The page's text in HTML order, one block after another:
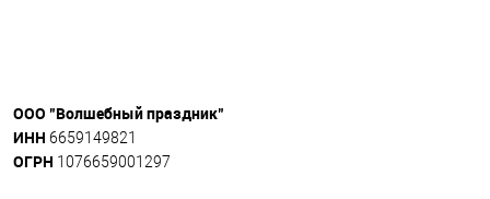
ООО "Волшебный праздник"
ИНН 6659149821
ОГРН 1076659001297